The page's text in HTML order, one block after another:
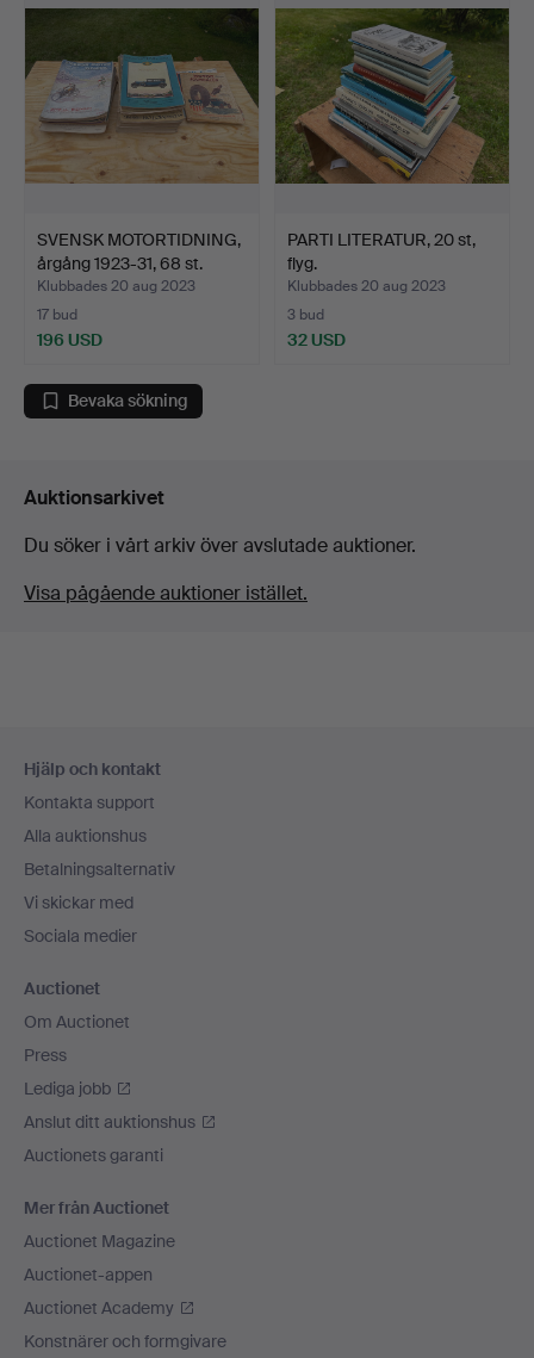
SVENSK MOTORTIDNING,
årgång 1923-31, 68 st.
Klubbades 20 aug 2023
17 bud
196 USD
PARTI LITERATUR, 20 st,
flyg.
Klubbades 20 aug 2023
3 bud
32 USD
Bevaka sökning
Auktionsarkivet
Du söker i vårt arkiv över avslutade auktioner.
Visa pågående auktioner istället.
Hjälp och kontakt
Kontakta support
Alla auktionshus
Betalningsalternativ
Vi skickar med
Sociala medier
Auctionet
Om Auctionet
Press
Lediga jobb
Anslut ditt auktionshus
Auctionets garanti
Mer från Auctionet
Auctionet Magazine
Auctionet-appen
Auctionet Academy
Konstnärer och formgivare